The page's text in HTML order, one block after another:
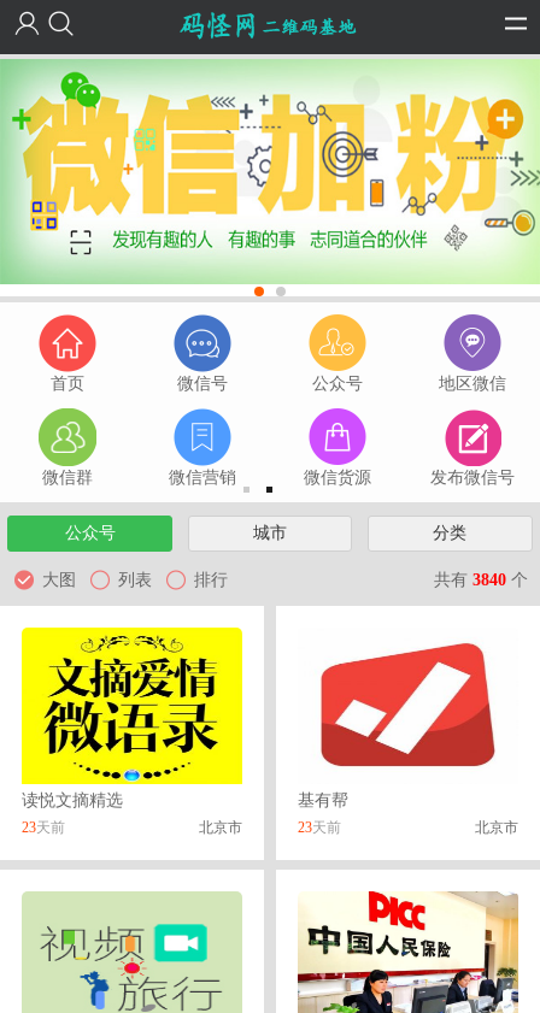
首页 微信号 公众号 地区微信
微信群 微信营销 微信货源 发布微信号
公众号 城市 分类
大图 列表 排行 共有 3840 个
读悦文摘精选
23天前 北京市
基有帮
23天前 北京市